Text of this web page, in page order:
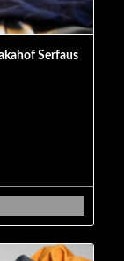
Serfaus